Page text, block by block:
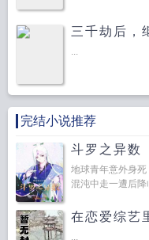
三千劫后，
...
完结小说推荐
斗罗之异数
地球青年意外身
混沌中走一遭后降
在恋爱综艺
...